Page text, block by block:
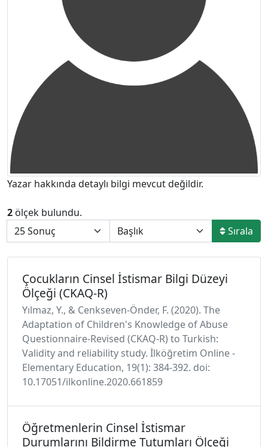
Yazar hakkında detaylı bilgi mevcut değildir.
2 ölçek bulundu.
Sırala
Çocukların Cinsel İstismar Bilgi Düzeyi
Ölçeği (CKAQ-R)
Yılmaz, Y., & Cenkseven-Önder, F. (2020). The
Adaptation of Children's Knowledge of Abuse
Questionnaire-Revised (CKAQ-R) to Turkish:
Validity and reliability study. İlköğretim Online -
Elementary Education, 19(1): 384-392. doi:
10.17051/ilkonline.2020.661859
Öğretmenlerin Cinsel İstismar
Durumlarını Bildirme Tutumları Ölçeği